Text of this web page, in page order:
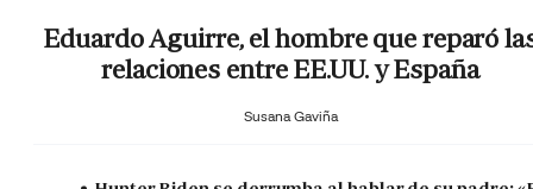
Eduardo Aguirre, el hombre que reparó
relaciones entre EE.UU. y España
Susana Gaviña